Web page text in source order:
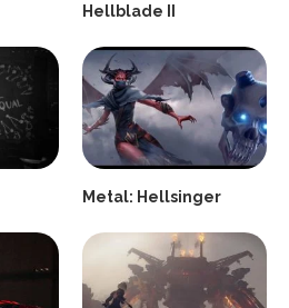
Hellblade II
Metal: Hellsinger